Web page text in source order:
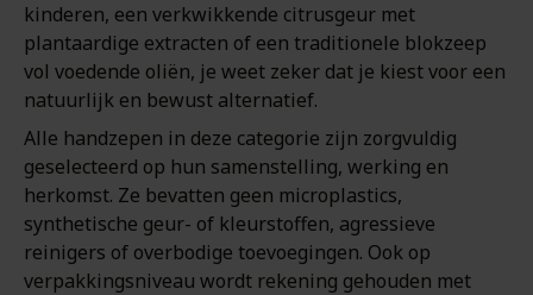
kinderen, een verkwikkende citrusgeur met
plantaardige extracten of een traditionele blokzeep
vol voedende oliën, je weet zeker dat je kiest voor een
natuurlijk en bewust alternatief.
Alle handzepen in deze categorie zijn zorgvuldig
geselecteerd op hun samenstelling, werking en
herkomst. Ze bevatten geen microplastics,
synthetische geur- of kleurstoffen, agressieve
reinigers of overbodige toevoegingen. Ook op
verpakkingsniveau wordt rekening gehouden met